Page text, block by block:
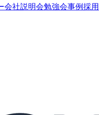
会社説明会勉強会事例採用